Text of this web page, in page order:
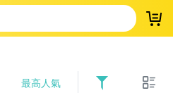
登
最高人氣